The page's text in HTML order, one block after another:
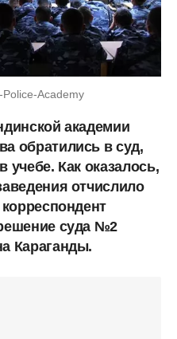
Academy
академии
обратились в суд,
учебе. Как оказалось,
отчислило
суда №2
Караганды.